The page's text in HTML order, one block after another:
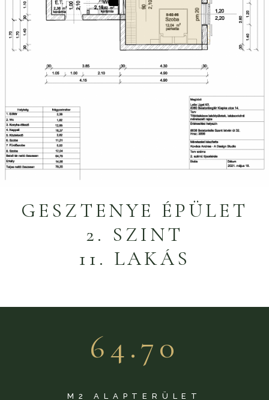
GESZTENYE ÉPÜLET
2. SZINT
11. LAKÁS
64.70
M2 ALAPTERÜLET